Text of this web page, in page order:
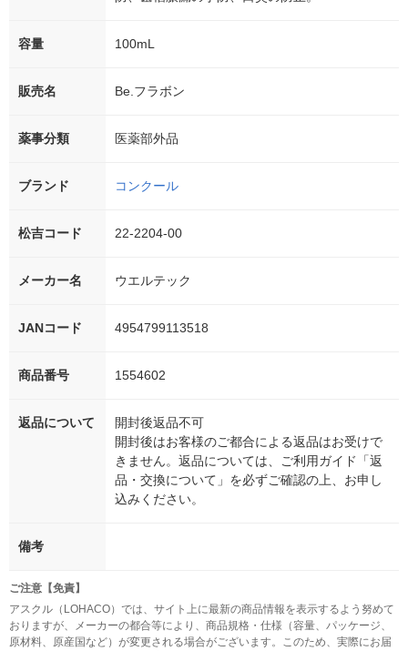
容量 100mL
販売名 Be.フラボン
薬事分類 医薬部外品
ブランド コンクール
松吉コード 22-2204-00
メーカー名 ウエルテック
JANコード 4954799113518
商品番号 1554602
返品について
開封後返品不可
開封後はお客様のご都合による返品はお受けで
きません。返品については、ご利用ガイド「返
品・交換について」を必ずご確認の上、お申し
込みください。
備考
ご注意【免責】
アスクル（LOHACO）では、サイト上に最新の商品情報を表示するよう努めて
おりますが、メーカーの都合等により、商品規格・仕様（容量、パッケージ、
原材料、原産国など）が変更される場合がございます。このため、実際にお届